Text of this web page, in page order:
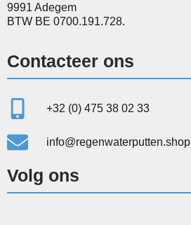
9991 Adegem
BTW BE 0700.191.728.
Contacteer ons
+32 (0) 475 38 02 33
info@regenwaterputten.shop
Volg ons